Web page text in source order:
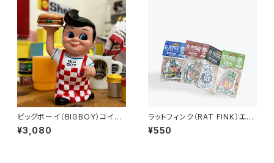
ビッグボーイ（BIGBOY）コイン
バンク・貯金箱
¥3,080
ラットフィンク（RAT FINK）エア
フレッシュナー
¥550